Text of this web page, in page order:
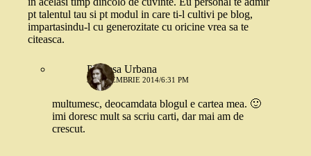
pt talentul tau si pt modul in care ti-l cultivi pe blog,
impartasindu-l cu generozitate cu oricine vrea sa te
citeasca.
Printesa Urbana
3 SEPTEMBRIE 2014/6:31 PM
multumesc, deocamdata blogul e cartea mea. 🙂
imi doresc mult sa scriu carti, dar mai am de
crescut.